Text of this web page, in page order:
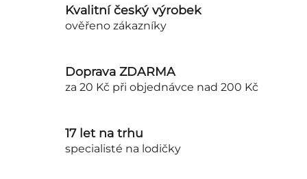
k
y
p
i
Kvalitní český výrobek
ověřeno zákazníky
Doprava ZDARMA
za 20 Kč při objednávce nad 200 Kč
17 let na trhu
specialisté na lodičky